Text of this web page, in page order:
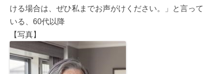
ける場合は、ぜひ私までお声がけください。」と言って
いる、60代以降
【写真】